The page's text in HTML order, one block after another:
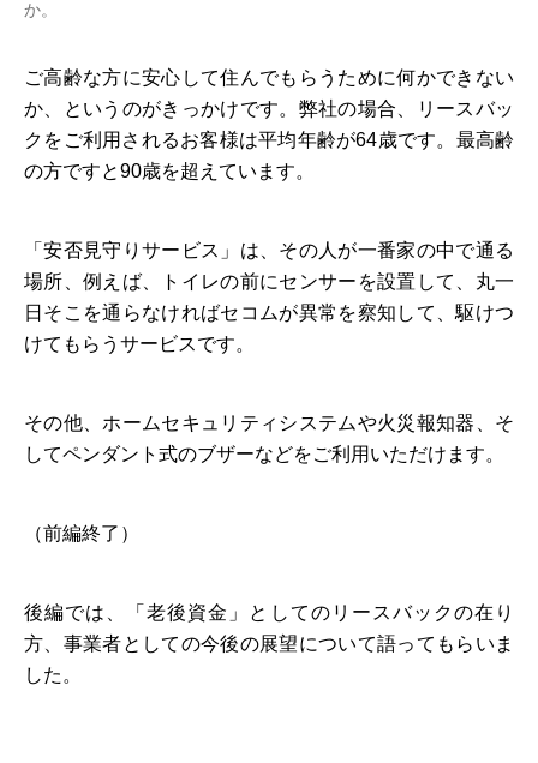
か。
ご高齢な方に安心して住んでもらうために何かできない
か、というのがきっかけです。弊社の場合、リースバッ
クをご利用されるお客様は平均年齢が64歳です。最高齢
の方ですと90歳を超えています。
「安否見守りサービス」は、その人が一番家の中で通る
場所、例えば、トイレの前にセンサーを設置して、丸一
日そこを通らなければセコムが異常を察知して、駆けつ
けてもらうサービスです。
その他、ホームセキュリティシステムや火災報知器、そ
してペンダント式のブザーなどをご利用いただけます。
（前編終了）
後編では、「老後資金」としてのリースバックの在り
方、事業者としての今後の展望について語ってもらいま
した。